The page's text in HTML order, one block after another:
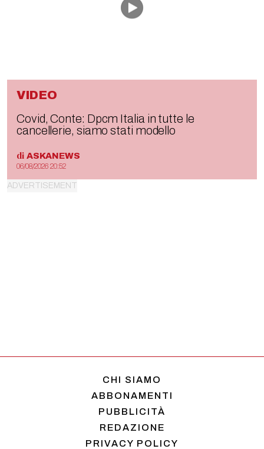
VIDEO
Covid, Conte: Dpcm Italia in tutte le
cancellerie, siamo stati modello
di ASKANEWS
06/08/2026 20:52
CHI SIAMO
ABBONAMENTI
PUBBLICITÀ
REDAZIONE
PRIVACY POLICY